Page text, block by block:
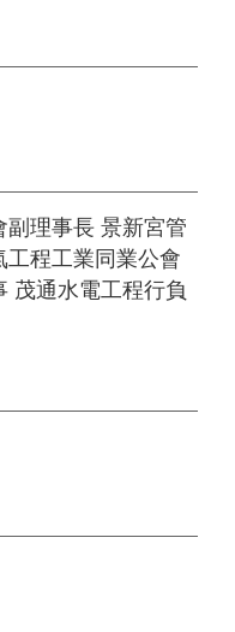
理事長 景新宮管
程工業同業公會
茂通水電工程行負